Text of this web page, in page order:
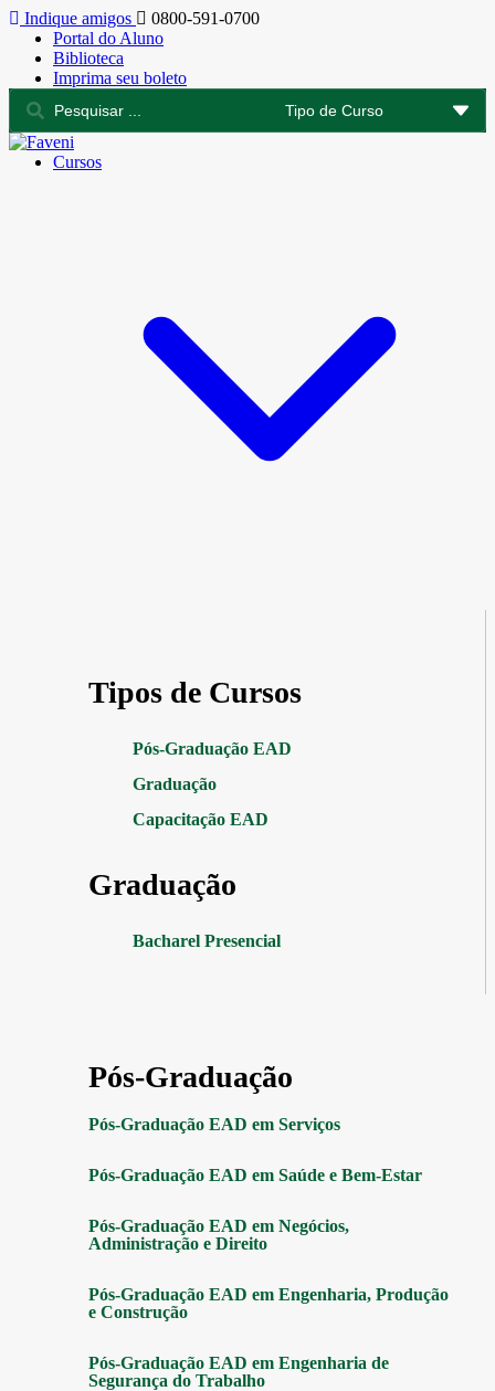
Indique amigos
0800-591-0700
Portal do Aluno
Biblioteca
Imprima seu boleto
Cursos
Tipos de Cursos
Pós-Graduação EAD
Graduação
Capacitação EAD
Graduação
Bacharel Presencial
Pós-Graduação
Pós-Graduação EAD em Serviços
Pós-Graduação EAD em Saúde e Bem-Estar
Pós-Graduação EAD em Negócios,
Administração e Direito
Pós-Graduação EAD em Engenharia, Produção
e Construção
Pós-Graduação EAD em Engenharia de
Segurança do Trabalho